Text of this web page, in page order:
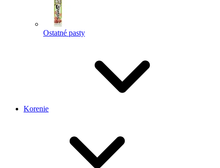
Ostatné pasty
Korenie